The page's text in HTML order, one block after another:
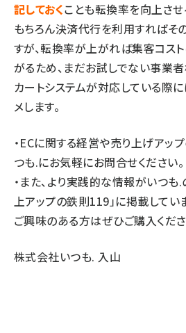
記しておくことも転換率を向上させ
もちろん決済代行を利用すればそ
すが、転換率が上がれば集客コス
がるため、まだお試しでない事業
カートシステムが対応している際
メします。
・ECに関する経営や売り上げアッ
つも.にお気軽にお問合せください。
・また、より実践的な情報がいつも.
上アップの鉄則119」に掲載してい
ご興味のある方はぜひご購入くださ
株式会社いつも. 入山